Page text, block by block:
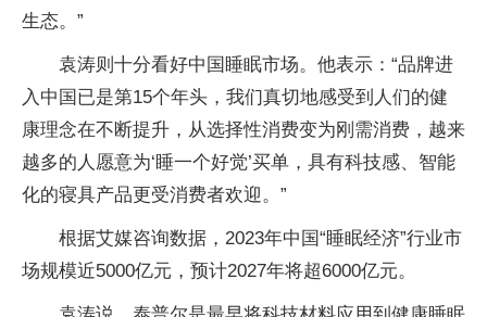
生态。”
袁涛则十分看好中国睡眠市场。他表示：“品牌进
入中国已是第15个年头，我们真切地感受到人们的健
康理念在不断提升，从选择性消费变为刚需消费，越来
越多的人愿意为‘睡一个好觉’买单，具有科技感、智能
化的寝具产品更受消费者欢迎。”
根据艾媒咨询数据，2023年中国“睡眠经济”行业市
场规模近5000亿元，预计2027年将超6000亿元。